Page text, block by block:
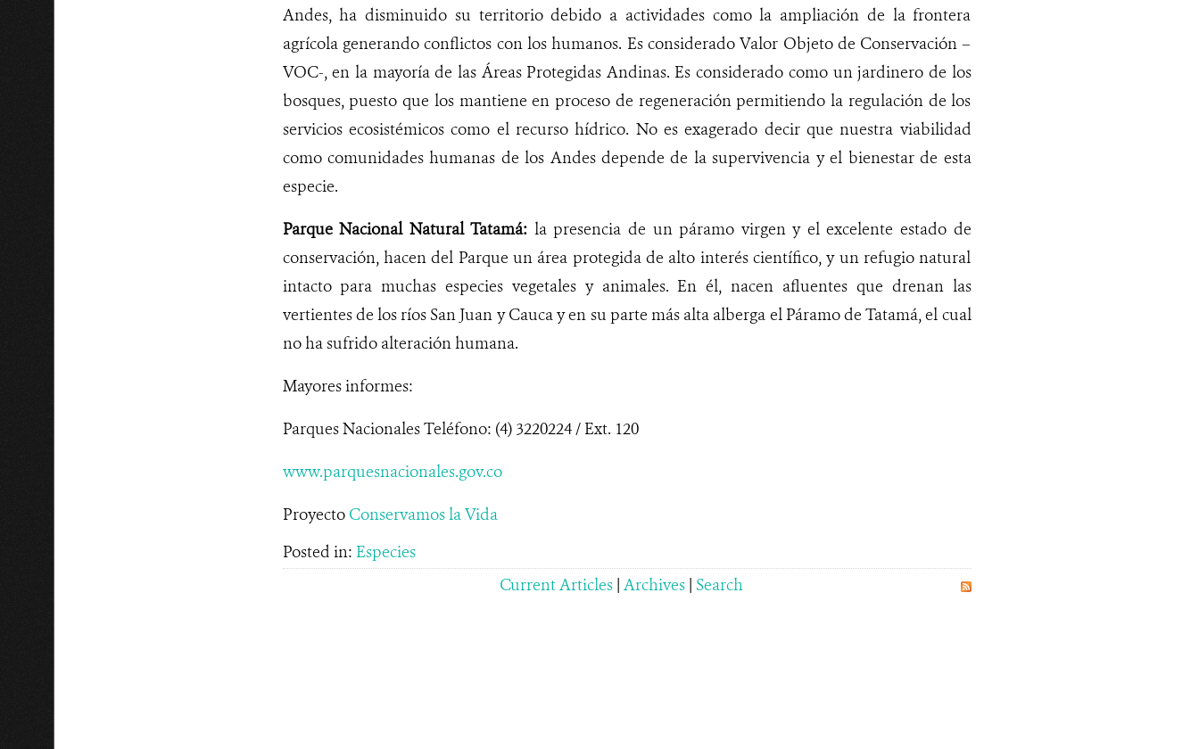
Andes, ha disminuido su territorio debido a actividades como la ampliación de la frontera
agrícola generando conflictos con los humanos. Es considerado Valor Objeto de Conservación –
VOC-, en la mayoría de las Áreas Protegidas Andinas. Es considerado como un jardinero de los
bosques, puesto que los mantiene en proceso de regeneración permitiendo la regulación de los
servicios ecosistémicos como el recurso hídrico. No es exagerado decir que nuestra viabilidad
como comunidades humanas de los Andes depende de la supervivencia y el bienestar de esta
especie.
Parque Nacional Natural Tatamá: la presencia de un páramo virgen y el excelente estado de
conservación, hacen del Parque un área protegida de alto interés científico, y un refugio natural
intacto para muchas especies vegetales y animales. En él, nacen afluentes que drenan las
vertientes de los ríos San Juan y Cauca y en su parte más alta alberga el Páramo de Tatamá, el cual
no ha sufrido alteración humana.
Mayores informes:
Parques Nacionales Teléfono: (4) 3220224 / Ext. 120
www.parquesnacionales.gov.co
ProyectoConservamos la Vida
Posted in: Especies
Current Articles | Archives | Search